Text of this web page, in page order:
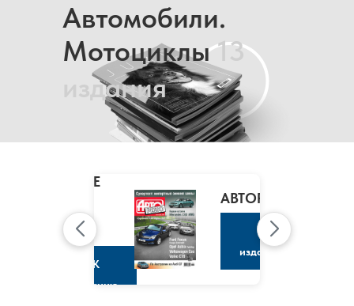
Автомобили.
Мотоциклы13
издания
CLAIRE
МАРИ
КЛЭР
К
изданию
АВТОРЕВЮ
К
изданию